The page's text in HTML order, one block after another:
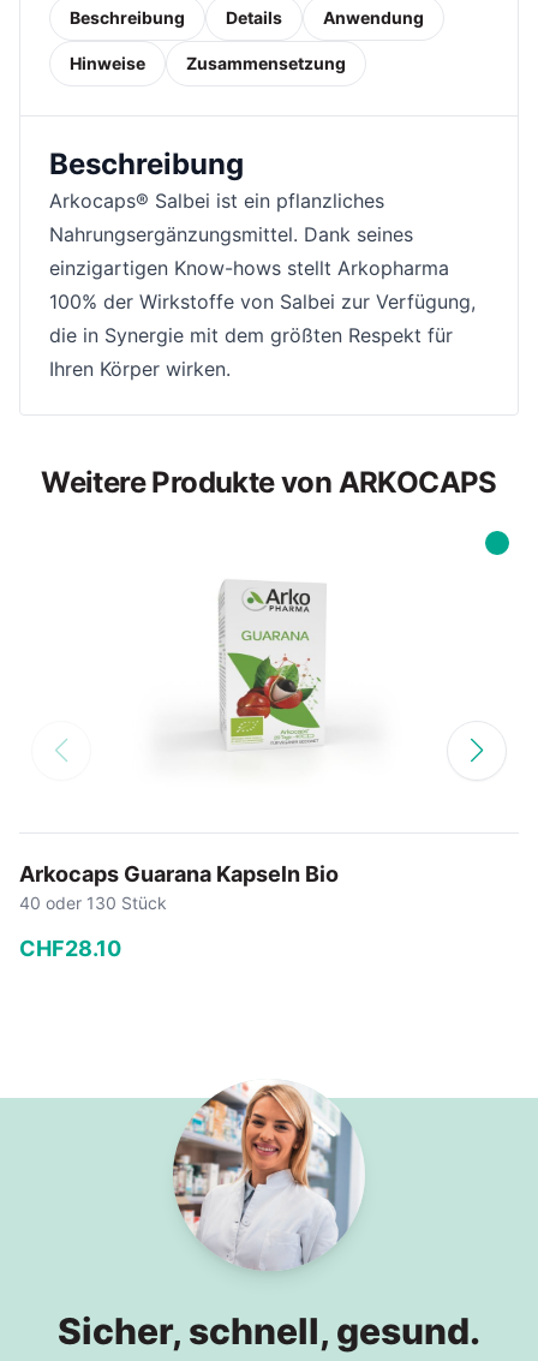
Beschreibung Details Anwendung
Hinweise Zusammensetzung
Beschreibung
Arkocaps® Salbei ist ein pflanzliches
Nahrungsergänzungsmittel. Dank seines
einzigartigen Know-hows stellt Arkopharma
100% der Wirkstoffe von Salbei zur Verfügung,
die in Synergie mit dem größten Respekt für
Ihren Körper wirken.
Weitere Produkte von ARKOCAPS
Arkocaps Guarana Kapseln Bio
40 oder 130 Stück
CHF28.10
Sicher, schnell, gesund.